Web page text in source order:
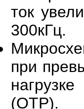
ток
300кГц.
при
(OTP).